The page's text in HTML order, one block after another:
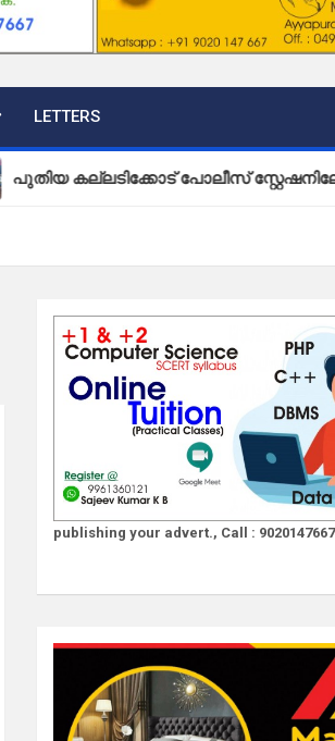
LETTERS
പോലീസ് സ്റ്റേഷനിലേക്ക്
publishing your advert., Call :